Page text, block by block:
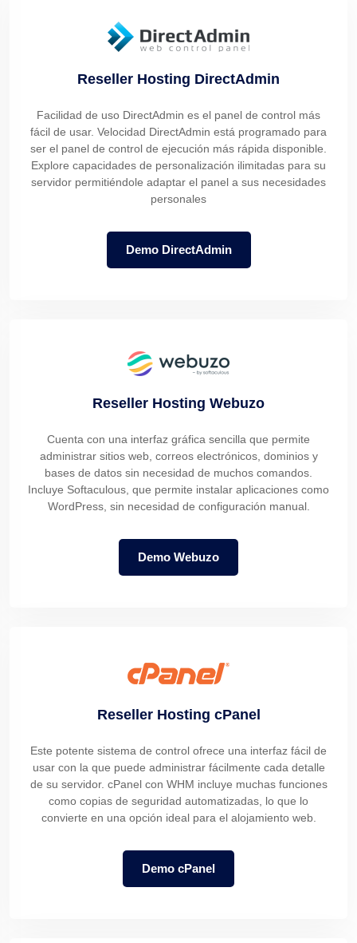
Reseller Hosting DirectAdmin
Facilidad de uso DirectAdmin es el panel de control más
fácil de usar. Velocidad DirectAdmin está programado para
ser el panel de control de ejecución más rápida disponible.
Explore capacidades de personalización ilimitadas para su
servidor permitiéndole adaptar el panel a sus necesidades
personales
Demo DirectAdmin
Reseller Hosting Webuzo
Cuenta con una interfaz gráfica sencilla que permite
administrar sitios web, correos electrónicos, dominios y
bases de datos sin necesidad de muchos comandos.
Incluye Softaculous, que permite instalar aplicaciones como
WordPress, sin necesidad de configuración manual.
Demo Webuzo
Reseller Hosting cPanel
Este potente sistema de control ofrece una interfaz fácil de
usar con la que puede administrar fácilmente cada detalle
de su servidor. cPanel con WHM incluye muchas funciones
como copias de seguridad automatizadas, lo que lo
convierte en una opción ideal para el alojamiento web.
Demo cPanel